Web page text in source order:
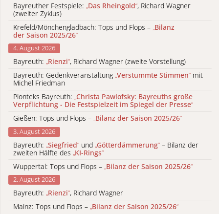
Bayreuther Festspiele: „Das Rheingold“, Richard Wagner
(zweiter Zyklus)
Krefeld/Mönchengladbach: Tops und Flops – „Bilanz
der Saison 2025/26“
4. August 2026
Bayreuth: „Rienzi“, Richard Wagner (zweite Vorstellung)
Bayreuth: Gedenkveranstaltung „Verstummte Stimmen“ mit
Michel Friedman
Pionteks Bayreuth: „Christa Pawlofsky: Bayreuths große
Verpflichtung - Die Festspielzeit im Spiegel der Presse“
Gießen: Tops und Flops – „Bilanz der Saison 2025/26“
3. August 2026
Bayreuth: „Siegfried“ und „Götterdämmerung“ – Bilanz der
zweiten Hälfte des „KI-Rings“
Wuppertal: Tops und Flops – „Bilanz der Saison 2025/26“
2. August 2026
Bayreuth: „Rienzi“, Richard Wagner
Mainz: Tops und Flops – „Bilanz der Saison 2025/26“